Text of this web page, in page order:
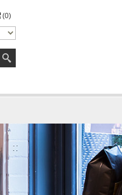
(0)